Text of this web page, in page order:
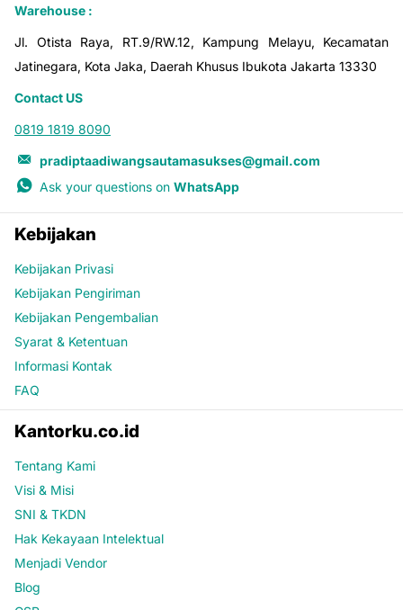
Warehouse :
Jl. Otista Raya, RT.9/RW.12, Kampung Melayu, Kecamatan
Jatinegara, Kota Jaka, Daerah Khusus Ibukota Jakarta 13330
Contact US
0819 1819 8090
pradiptaadiwangsautamasukses@gmail.com
Ask your questions on WhatsApp
Kebijakan
Kebijakan Privasi
Kebijakan Pengiriman
Kebijakan Pengembalian
Syarat & Ketentuan
Informasi Kontak
FAQ
Kantorku.co.id
Tentang Kami
Visi & Misi
SNI & TKDN
Hak Kekayaan Intelektual
Menjadi Vendor
Blog